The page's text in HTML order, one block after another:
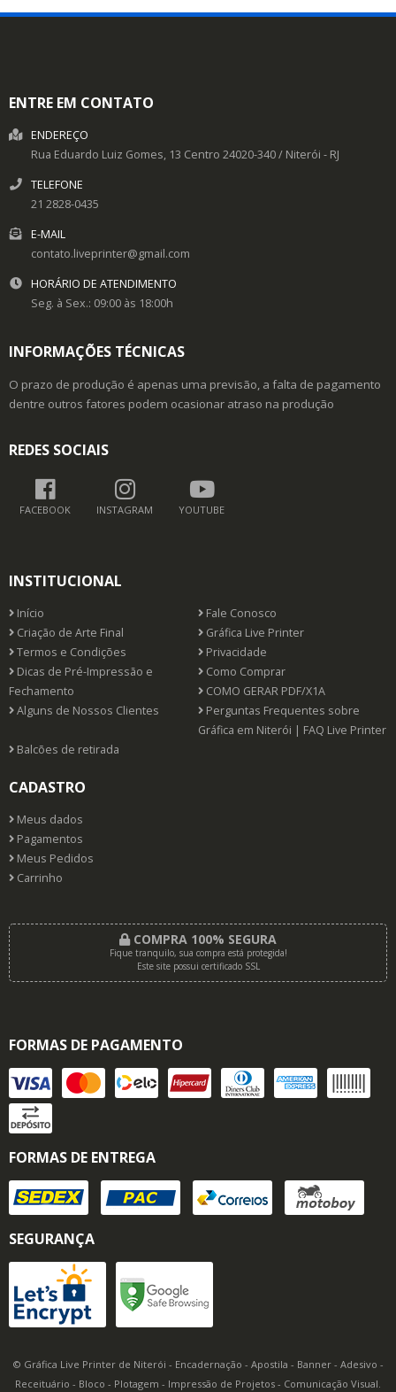
ENTRE EM CONTATO
ENDEREÇO
Rua Eduardo Luiz Gomes, 13 Centro 24020-340/ Niterói - RJ
TELEFONE
21 2828-0435
E-MAIL
contato.liveprinter@gmail.com
HORÁRIO DE ATENDIMENTO
Seg. à Sex.: 09:00 às 18:00h
INFORMAÇÕES TÉCNICAS
O prazo de produção é apenas uma previsão, a falta de pagamento
dentre outros fatores podem ocasionar atraso na produção
REDES SOCIAIS
FACEBOOK INSTAGRAM YOUTUBE
INSTITUCIONAL
Início
Fale Conosco
Criação de Arte Final
Gráfica Live Printer
Termos e Condições
Privacidade
Dicas de Pré-Impressão e
Fechamento
Como Comprar
COMO GERAR PDF/X1A
Alguns de Nossos Clientes
Perguntas Frequentes sobre
Gráfica em Niterói | FAQ Live Printer
Balcões de retirada
CADASTRO
Meus dados
Pagamentos
Meus Pedidos
Carrinho
COMPRA 100% SEGURA
Fique tranquilo, sua compra está protegida!
Este site possui certificado SSL
FORMAS DE PAGAMENTO
FORMAS DE ENTREGA
SEGURANÇA
© Gráfica Live Printer de Niterói - Encadernação - Apostila - Banner - Adesivo -
Receituário - Bloco - Plotagem - Impressão de Projetos - Comunicação Visual.